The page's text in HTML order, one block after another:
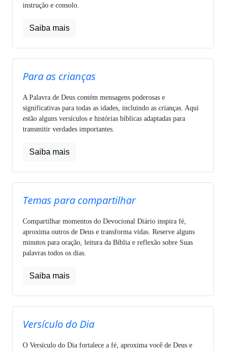
instrução e consolo.
Saiba mais
Para as crianças
A Palavra de Deus contém mensagens poderosas e
significativas para todas as idades, incluindo as crianças. Aqui
estão alguns versículos e histórias bíblicas adaptadas para
transmitir verdades importantes.
Saiba mais
Temas para compartilhar
Compartilhar momentos do Devocional Diário inspira fé,
aproxima outros de Deus e transforma vidas. Reserve alguns
minutos para oração, leitura da Bíblia e reflexão sobre Suas
palavras todos os dias.
Saiba mais
Versículo do Dia
O Versículo do Dia fortalece a fé, aproxima você de Deus e